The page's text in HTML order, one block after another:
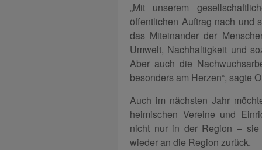
„Mit unserem
öffentlichen Auftrag nach und
das Miteinander der
Umwelt, Nachhaltigkeit und
Aber auch die
besonders am Herzen“, sagte
Auch im nächsten Jahr
heimischen Vereine und
nicht nur in der Region – sie
wieder an die Region zurück.